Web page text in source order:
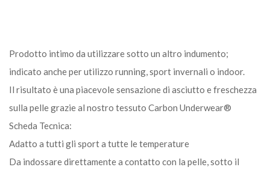
Prodotto intimo da utilizzare sotto un altro indumento;
indicato anche per utilizzo running, sport invernali o indoor.
Il risultato è una piacevole sensazione di asciutto e freschezza
sulla pelle grazie al nostro tessuto Carbon Underwear®
Scheda Tecnica:
Adatto a tutti gli sport a tutte le temperature
Da indossare direttamente a contatto con la pelle, sotto il